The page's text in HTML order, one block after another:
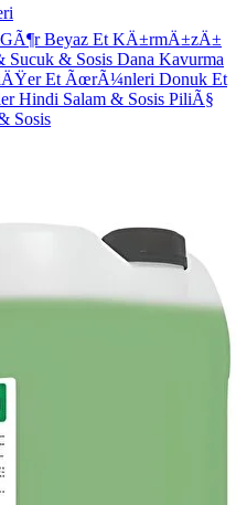
Beyaz Et KÄ±rmÄ±zÄ±
Sucuk & Sosis Dana Kavurma
Et ÃœrÃ¼nleri Donuk Et
Hindi Salam & Sosis PiliÃ§
Sosis